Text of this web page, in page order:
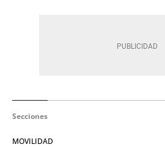
Secciones
MOVILIDAD